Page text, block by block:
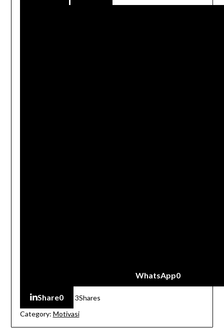
WhatsApp0
Share0 3Shares
Category: Motivasi